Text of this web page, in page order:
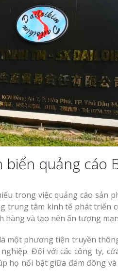
quảng cáo
trong việc quảng cáo sản
tâm kinh tế phát triển
và tạo nên ấn tượng
một phương tiện truyền
Đối với các công ty,
họ nổi bật giữa đám đông